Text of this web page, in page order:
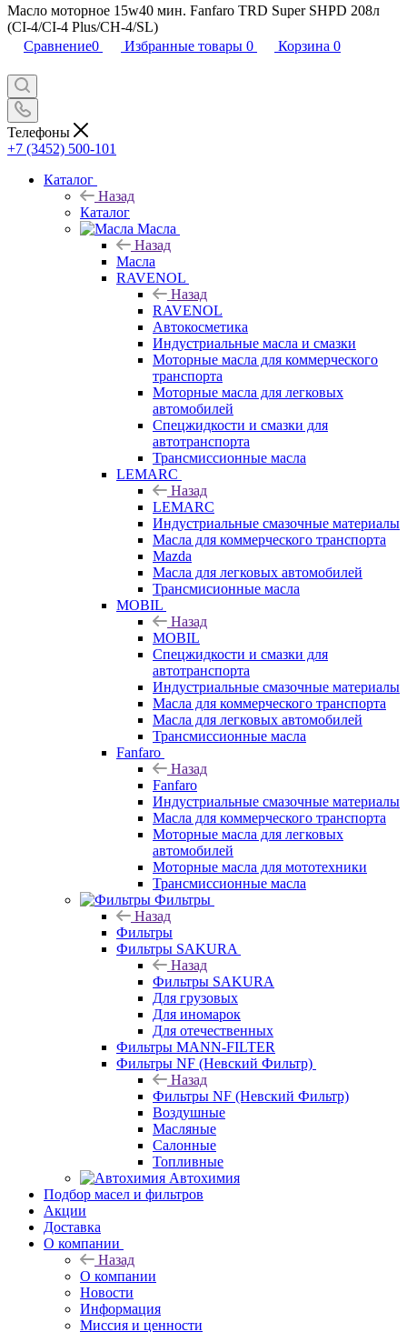
Масло моторное 15w40 мин. Fanfaro TRD Super SHPD 208л
(CI-4/CI-4 Plus/CH-4/SL)
Сравнение0 Избранные товары 0 Корзина 0
Телефоны
+7 (3452) 500-101
Каталог
Назад
Каталог
Масла
Назад
Масла
RAVENOL
Назад
RAVENOL
Автокосметика
Индустриальные масла и смазки
Моторные масла для коммерческого
транспорта
Моторные масла для легковых
автомобилей
Спецжидкости и смазки для
автотранспорта
Трансмиссионные масла
LEMARC
Назад
LEMARC
Индустриальные смазочные материалы
Масла для коммерческого транспорта
Mazda
Масла для легковых автомобилей
Трансмисионные масла
MOBIL
Назад
MOBIL
Cпецжидкости и смазки для
автотранспорта
Индустриальные смазочные материалы
Масла для коммерческого транспорта
Масла для легковых автомобилей
Трансмиссионные масла
Fanfaro
Назад
Fanfaro
Индустриальные смазочные материалы
Масла для коммерческого транспорта
Моторные масла для легковых
автомобилей
Моторные масла для мототехники
Трансмиссионные масла
Фильтры
Назад
Фильтры
Фильтры SAKURA
Назад
Фильтры SAKURA
Для грузовых
Для иномарок
Для отечественных
Фильтры MANN-FILTER
Фильтры NF (Невский Фильтр)
Назад
Фильтры NF (Невский Фильтр)
Воздушные
Масляные
Салонные
Топливные
Автохимия
Подбор масел и фильтров
Акции
Доставка
О компании
Назад
О компании
Новости
Информация
Миссия и ценности